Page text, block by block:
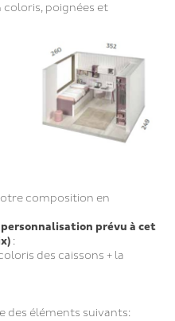
poignées et
composition en
prévu à cet
:
des caissons + la
des éléments suivants: